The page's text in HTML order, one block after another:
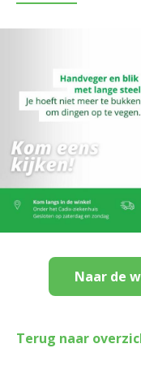
Naar de
Terug naar